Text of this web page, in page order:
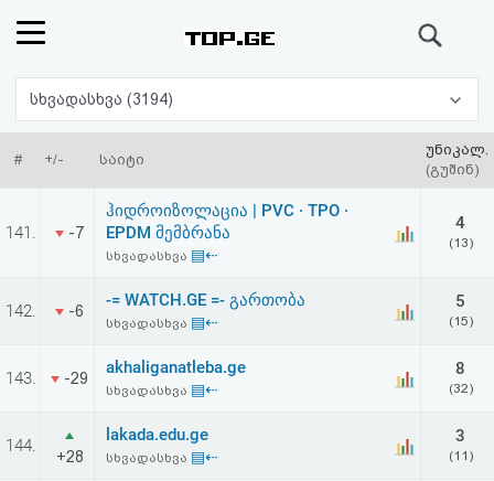
რეიტინგი
(მთავარი)
ფოსტა
პაროლის
სხვადასხვა (3194)
# +/- საიტი
უნიკალ.
(გუშინ)
141. -7
ჰიდროიზოლაცია | PVC · TPO ·
EPDM მემბრანა
სხვადასხვა ▤⇠
4
(13)
142. -6
-= WATCH.GE =- გართობა
სხვადასხვა ▤⇠
5
(15)
143. -29
akhaliganatleba.ge
სხვადასხვა ▤⇠
8
(32)
144.
+28
lakada.edu.ge
სხვადასხვა ▤⇠
3
(11)